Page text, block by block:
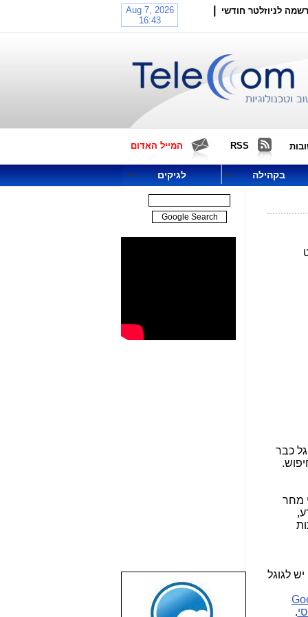
לניוזלטר חודשי
RSS המייל האדום
בקהילה לגיקים
כבר
מחר
לגוגל
.
שבוע טוב לכל
הגולשים באשר